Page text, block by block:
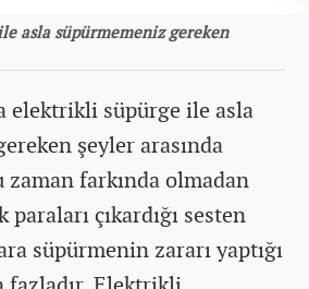
asla süpürmemeniz gereken
elektrikli süpürge ile asla
şeyler arasında
farkında olmadan
çıkardığı sesten
süpürmenin zararı yaptığı